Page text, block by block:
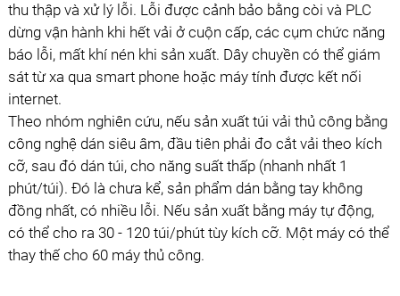
thu thập và xử lý lỗi. Lỗi được cảnh bảo bằng còi và PLC
dừng vận hành khi hết vải ở cuộn cấp, các cụm chức năng
báo lỗi, mất khí nén khi sản xuất. Dây chuyền có thể giám
sát từ xa qua smart phone hoặc máy tính được kết nối
internet.
Theo nhóm nghiên cứu, nếu sản xuất túi vải thủ công bằng
công nghệ dán siêu âm, đầu tiên phải đo cắt vải theo kích
cỡ, sau đó dán túi, cho năng suất thấp (nhanh nhất 1
phút/túi). Đó là chưa kể, sản phẩm dán bằng tay không
đồng nhất, có nhiều lỗi. Nếu sản xuất bằng máy tự động,
có thể cho ra 30 - 120 túi/phút tùy kích cỡ. Một máy có thể
thay thế cho 60 máy thủ công.